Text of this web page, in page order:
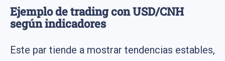
Ejemplo de trading con USD/CNH
según indicadores
Este par tiende a mostrar tendencias estables,